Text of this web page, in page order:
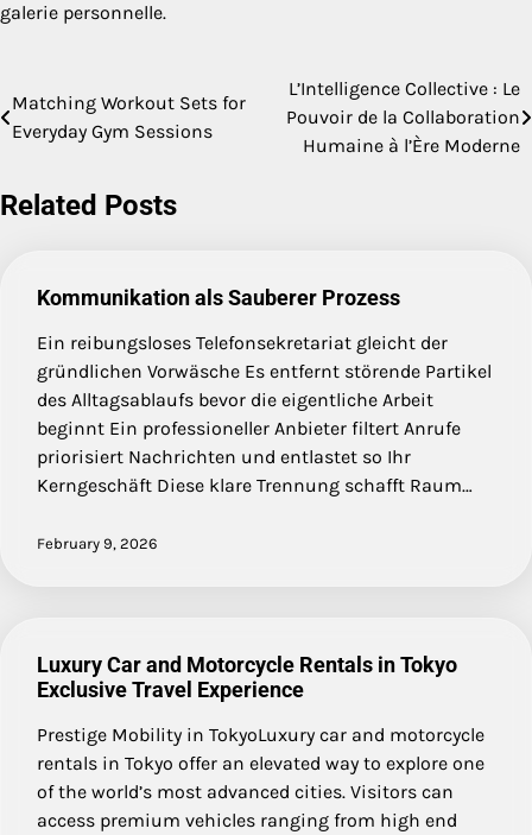
galerie personnelle.
Post
navigation
Matching Workout Sets for
Everyday Gym Sessions
L’Intelligence Collective : Le
Pouvoir de la Collaboration
Humaine à l’Ère Moderne
Related Posts
Kommunikation als Sauberer Prozess
Ein reibungsloses Telefonsekretariat gleicht der
gründlichen Vorwäsche Es entfernt störende Partikel
des Alltagsablaufs bevor die eigentliche Arbeit
beginnt Ein professioneller Anbieter filtert Anrufe
priorisiert Nachrichten und entlastet so Ihr
Kerngeschäft Diese klare Trennung schafft Raum…
February 9, 2026
Luxury Car and Motorcycle Rentals in Tokyo
Exclusive Travel Experience
Prestige Mobility in TokyoLuxury car and motorcycle
rentals in Tokyo offer an elevated way to explore one
of the world’s most advanced cities. Visitors can
access premium vehicles ranging from high end